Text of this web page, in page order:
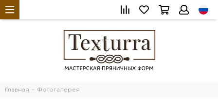
Главная Фотогалерея